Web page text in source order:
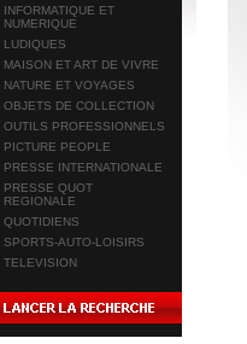
INFORMATIQUE ET
NUMERIQUE
LUDIQUES
MAISON ET ART DE VIVRE
NATURE ET VOYAGES
OBJETS DE COLLECTION
OUTILS PROFESSIONNELS
PICTURE PEOPLE
PRESSE INTERNATIONALE
PRESSE QUOT
REGIONALE
QUOTIDIENS
SPORTS-AUTO-LOISIRS
TELEVISION